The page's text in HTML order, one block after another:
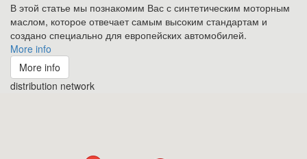
В этой статье мы познакомим Вас с синтетическим моторным
маслом, которое отвечает самым высоким стандартам и
создано специально для европейских автомобилей.
More info
More info
distribution network